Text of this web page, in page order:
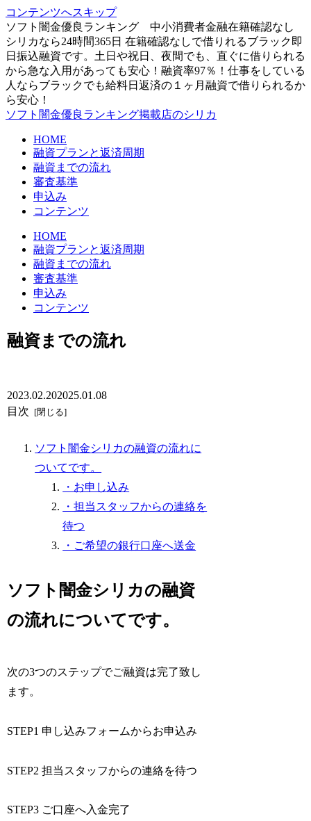
コンテンツへスキップ
ソフト闇金優良ランキング 中小消費者金融在籍確認なし
シリカなら24時間365日 在籍確認なしで借りれるブラック即
日振込融資です。土日や祝日、夜間でも、直ぐに借りられる
から急な入用があっても安心！融資率97％！仕事をしている
人ならブラックでも給料日返済の１ヶ月融資で借りられるか
ら安心！
ソフト闇金優良ランキング掲載店のシリカ
HOME
融資プランと返済周期
融資までの流れ
審査基準
申込み
コンテンツ
HOME
融資プランと返済周期
融資までの流れ
審査基準
申込み
コンテンツ
融資までの流れ
2023.02.202025.01.08
目次
ソフト闇金シリカの融資の流れに
ついてです。
・お申し込み
・担当スタッフからの連絡を
待つ
・ご希望の銀行口座へ送金
ソフト闇金シリカの融資
の流れについてです。
次の3つのステップでご融資は完了致し
ます。
STEP1 申し込みフォームからお申込み
STEP2 担当スタッフからの連絡を待つ
STEP3 ご口座へ入金完了